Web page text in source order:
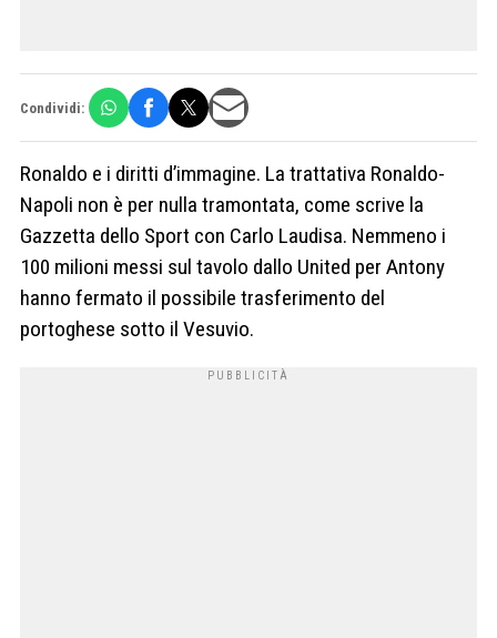
Condividi:
Ronaldo e i diritti d’immagine. La trattativa Ronaldo-
Napoli non è per nulla tramontata, come scrive la
Gazzetta dello Sport con Carlo Laudisa. Nemmeno i
100 milioni messi sul tavolo dallo United per Antony
hanno fermato il possibile trasferimento del
portoghese sotto il Vesuvio.